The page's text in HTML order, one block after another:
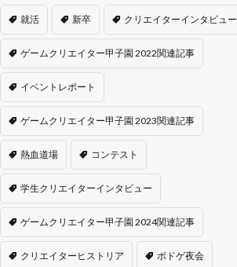
就活 新卒 クリエイターインタビュー
ゲームクリエイター甲子園 2022関連記事
イベントレポート
ゲームクリエイター甲子園 2023関連記事
熱血道場 コンテスト
学生クリエイターインタビュー
ゲームクリエイター甲子園 2024関連記事
クリエイターヒストリア ボドゲ夜会